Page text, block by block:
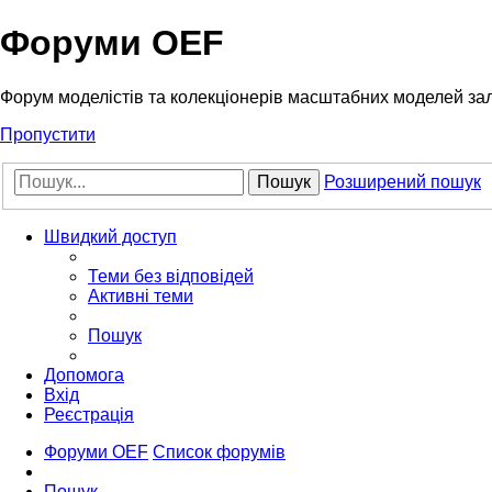
Форуми OEF
Форум моделістів та колекціонерів масштабних моделей
Пропустити
Пошук Розширений пошук
Швидкий доступ
Теми без відповідей
Активні теми
Пошук
Допомога
Вхід
Реєстрація
Форуми OEF Список форумів